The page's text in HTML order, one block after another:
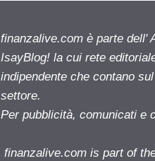
finanzalive.com è parte dell'
IsayBlog! la cui rete
indipendente che contano
settore.
Per pubblicità, comunicati e
finanzalive.com is part of